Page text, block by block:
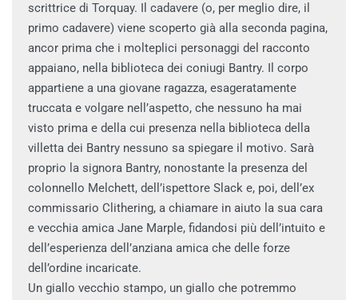
scrittrice di Torquay. Il cadavere (o, per meglio dire, il
primo cadavere) viene scoperto già alla seconda pagina,
ancor prima che i molteplici personaggi del racconto
appaiano, nella biblioteca dei coniugi Bantry. Il corpo
appartiene a una giovane ragazza, esageratamente
truccata e volgare nell’aspetto, che nessuno ha mai
visto prima e della cui presenza nella biblioteca della
villetta dei Bantry nessuno sa spiegare il motivo. Sarà
proprio la signora Bantry, nonostante la presenza del
colonnello Melchett, dell’ispettore Slack e, poi, dell’ex
commissario Clithering, a chiamare in aiuto la sua cara
e vecchia amica Jane Marple, fidandosi più dell’intuito e
dell’esperienza dell’anziana amica che delle forze
dell’ordine incaricate.
Un giallo vecchio stampo, un giallo che potremmo